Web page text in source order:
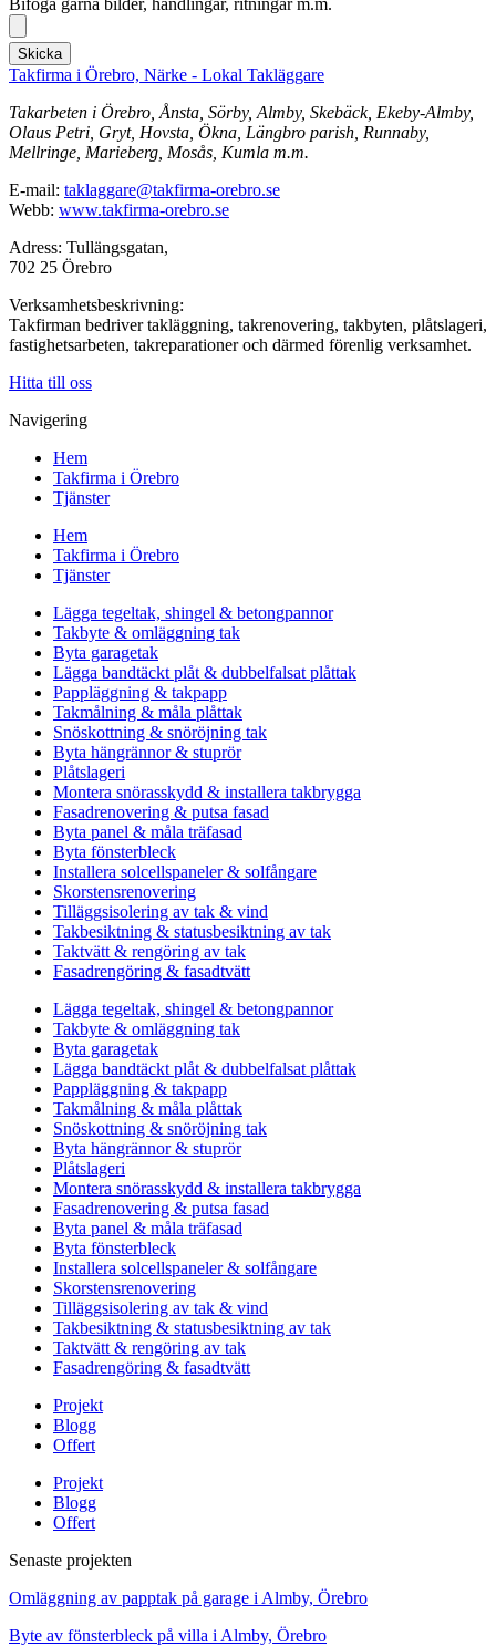
Bifoga gärna bilder, handlingar, ritningar m.m.
Skicka
Takfirma i Örebro, Närke - Lokal Takläggare
Takarbeten i Örebro, Ånsta, Sörby, Almby, Skebäck, Ekeby-Almby,
Olaus Petri, Gryt, Hovsta, Ökna, Längbro parish, Runnaby,
Mellringe, Marieberg, Mosås, Kumla m.m.
E-mail: taklaggare@takfirma-orebro.se
Webb: www.takfirma-orebro.se
Adress: Tullängsgatan,
702 25 Örebro
Verksamhetsbeskrivning:
Takfirman bedriver takläggning, takrenovering, takbyten, plåtslageri,
fastighetsarbeten, takreparationer och därmed förenlig verksamhet.
Hitta till oss
Navigering
Hem
Takfirma i Örebro
Tjänster
Hem
Takfirma i Örebro
Tjänster
Lägga tegeltak, shingel & betongpannor
Takbyte & omläggning tak
Byta garagetak
Lägga bandtäckt plåt & dubbelfalsat plåttak
Pappläggning & takpapp
Takmålning & måla plåttak
Snöskottning & snöröjning tak
Byta hängrännor & stuprör
Plåtslageri
Montera snörasskydd & installera takbrygga
Fasadrenovering & putsa fasad
Byta panel & måla träfasad
Byta fönsterbleck
Installera solcellspaneler & solfångare
Skorstensrenovering
Tilläggsisolering av tak & vind
Takbesiktning & statusbesiktning av tak
Taktvätt & rengöring av tak
Fasadrengöring & fasadtvätt
Lägga tegeltak, shingel & betongpannor
Takbyte & omläggning tak
Byta garagetak
Lägga bandtäckt plåt & dubbelfalsat plåttak
Pappläggning & takpapp
Takmålning & måla plåttak
Snöskottning & snöröjning tak
Byta hängrännor & stuprör
Plåtslageri
Montera snörasskydd & installera takbrygga
Fasadrenovering & putsa fasad
Byta panel & måla träfasad
Byta fönsterbleck
Installera solcellspaneler & solfångare
Skorstensrenovering
Tilläggsisolering av tak & vind
Takbesiktning & statusbesiktning av tak
Taktvätt & rengöring av tak
Fasadrengöring & fasadtvätt
Projekt
Blogg
Offert
Projekt
Blogg
Offert
Senaste projekten
Omläggning av papptak på garage i Almby, Örebro
Byte av fönsterbleck på villa i Almby, Örebro